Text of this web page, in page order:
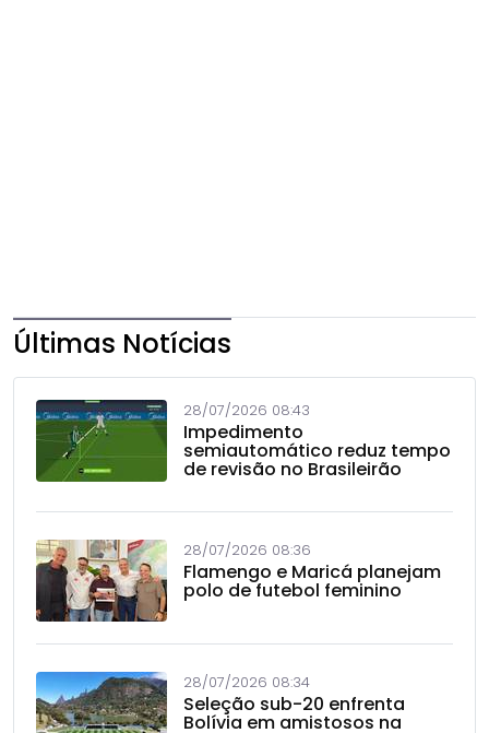
Últimas Notícias
28/07/2026 08:43
Impedimento
semiautomático reduz tempo
de revisão no Brasileirão
28/07/2026 08:36
Flamengo e Maricá planejam
polo de futebol feminino
28/07/2026 08:34
Seleção sub-20 enfrenta
Bolívia em amistosos na